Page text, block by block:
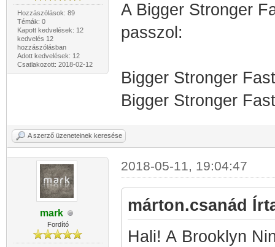
Hozzászólások: 89
Témák: 0
Kapott kedvelések: 12
kedvelés 12
hozzászólásban
Adott kedvelések: 12
Csatlakozott: 2018-02-12
A Bigger Stronger
passzol:
Bigger Stronger
Bigger Stronger
A szerző üzeneteinek keresése
mark
Fordító
2018-05-11, 19:04:47
márton.csanád
Hali! A Brooklyn